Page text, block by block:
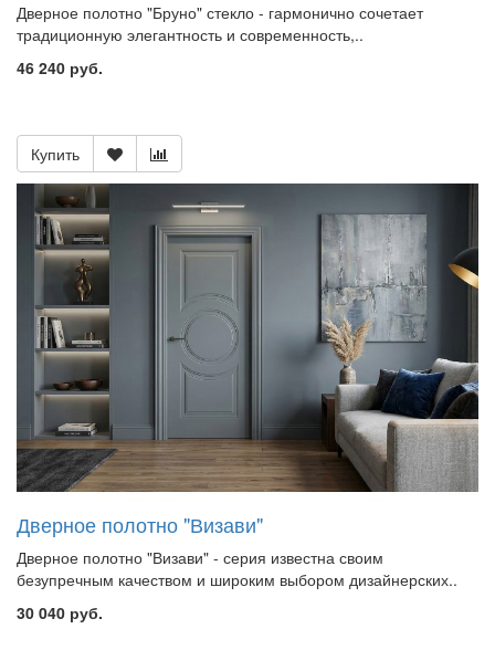
Дверное полотно "Бруно" стекло - гармонично сочетает
традиционную элегантность и современность,..
46 240 руб.
Купить
Дверное полотно "Визави"
Дверное полотно "Визави" - серия известна своим
безупречным качеством и широким выбором дизайнерских..
30 040 руб.